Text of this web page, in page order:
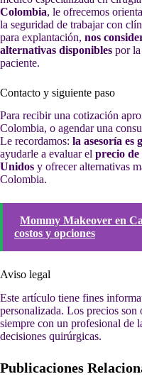
Colombia, le ofrecemos
la seguridad de trabajar con
para explantación, nos
alternativas disponibles por
paciente.
Contacto y siguiente paso
Para recibir una cotización
Colombia, o agendar una
Le recordamos: la asesoría es
ayudarle a evaluar el precio
Unidos y ofrecer alternativas
Colombia.
Mommy Makeover en
costos y opciones
Aviso legal
Este artículo tiene fines
personalizada. Los precios
siempre con un profesional de
decisiones quirúrgicas.
Publicaciones